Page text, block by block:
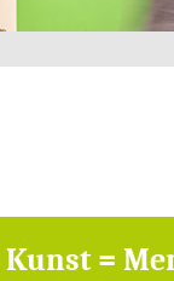
Kunst =